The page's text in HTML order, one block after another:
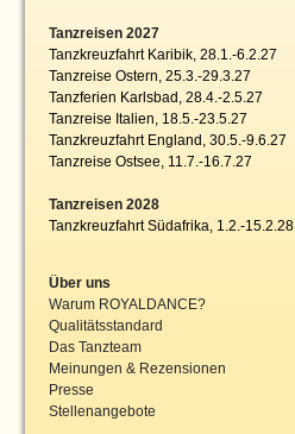
Tanzreisen 2027
Tanzkreuzfahrt Karibik, 28.1.-6.2.27
Tanzreise Ostern, 25.3.-29.3.27
Tanzferien Karlsbad, 28.4.-2.5.27
Tanzreise Italien, 18.5.-23.5.27
Tanzkreuzfahrt England, 30.5.-9.6.27
Tanzreise Ostsee, 11.7.-16.7.27
Tanzreisen 2028
Tanzkreuzfahrt Südafrika, 1.2.-15.2.28
Über uns
Warum ROYALDANCE?
Qualitätsstandard
Das Tanzteam
Meinungen & Rezensionen
Presse
Stellenangebote